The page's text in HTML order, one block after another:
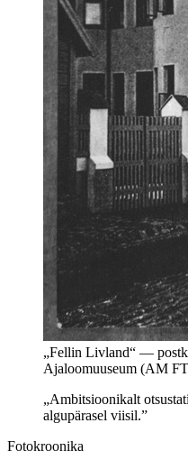
„Fellin Livland“ —
Ajaloomuuseum (AM
„Ambitsioonikalt
algupärasel viisil.”
Fotokroonika